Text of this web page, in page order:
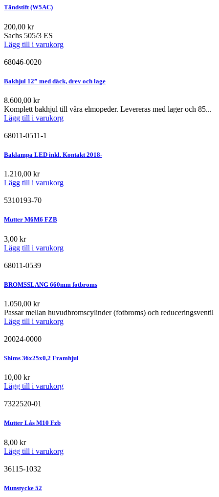
Tändstift (W5AC)
200,00 kr
Sachs 505/3 ES
Lägg till i varukorg
68046-0020
Bakhjul 12” med däck, drev och lage
8.600,00 kr
Komplett bakhjul till våra elmopeder. Levereras med lager och 85...
Lägg till i varukorg
68011-0511-1
Baklampa LED inkl. Kontakt 2018-
1.210,00 kr
Lägg till i varukorg
5310193-70
Mutter M6M6 FZB
3,00 kr
Lägg till i varukorg
68011-0539
BROMSSLANG 660mm fotbroms
1.050,00 kr
Passar mellan huvudbromscylinder (fotbroms) och reduceringsventil
Lägg till i varukorg
20024-0000
Shims 36x25x0,2 Framhjul
10,00 kr
Lägg till i varukorg
7322520-01
Mutter Lås M10 Fzb
8,00 kr
Lägg till i varukorg
36115-1032
Munstycke 52